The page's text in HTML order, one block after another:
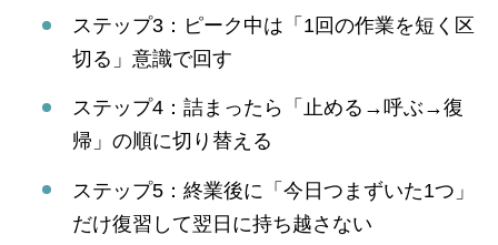
ステップ3：ピーク中は「1回の作業を短く区
切る」意識で回す
ステップ4：詰まったら「止める→呼ぶ→復
帰」の順に切り替える
ステップ5：終業後に「今日つまずいた1つ」
だけ復習して翌日に持ち越さない